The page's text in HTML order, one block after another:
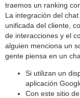
traemos un ranking
La integración del
unificada del cliente,
de interacciones y el
alguien menciona un
gente piensa en un
Si utilizan un
aplicación
Con este sitio